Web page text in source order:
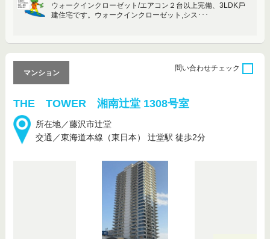
ウォークインクローゼット/エアコン２台以上完備、3LDK戶
建住宅です。ウォークインクローゼット,シス･･･
THE TOWER 湘南辻堂 1308号室
所在地／藤沢市辻堂
交通／東海道本線（東日本） 辻堂駅 徒歩2分
マンション
問い合わせチェック